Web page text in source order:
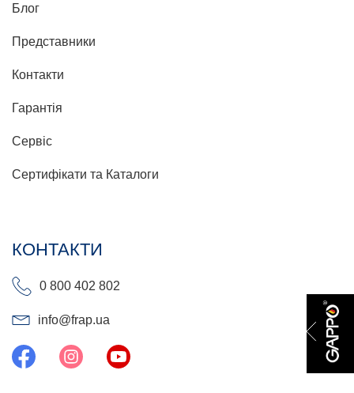
Блог
Представники
Контакти
Гарантія
Сервіс
Сертифікати та Каталоги
КОНТАКТИ
0 800 402 802
info@frap.ua